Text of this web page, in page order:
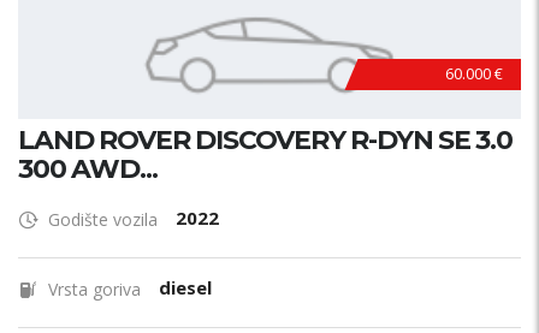
60.000 €
LAND ROVER DISCOVERY R-DYN SE 3.0
300 AWD...
Godište vozila 2022
Vrsta goriva diesel